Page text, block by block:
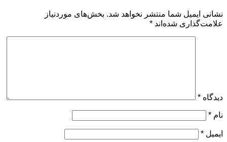
نشانی ایمیل شما منتشر نخواهد شد. بخش‌های موردنیاز
علامت‌گذاری شده‌اند *
دیدگاه *
نام *
ایمیل *